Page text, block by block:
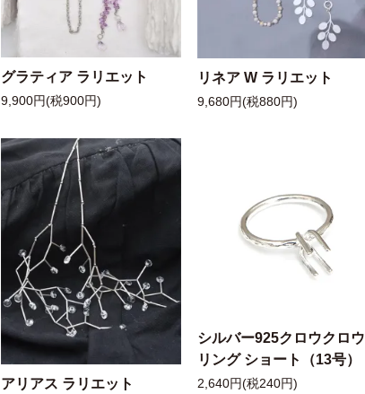
グラティア ラリエット
9,900円(税900円)
リネア W ラリエット
9,680円(税880円)
アリアス ラリエット
シルバー925クロウクロウ
リング ショート（13号）
2,640円(税240円)